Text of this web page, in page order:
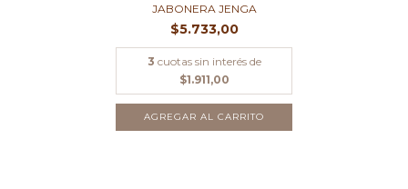
JABONERA JENGA
$5.733,00
3 cuotas sin interés de
$1.911,00
AGREGAR AL CARRITO